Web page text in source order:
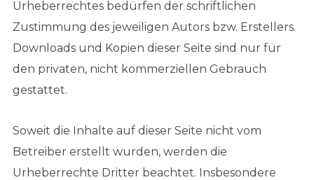
Urheberrechtes bedürfen der schriftlichen
Zustimmung des jeweiligen Autors bzw. Erstellers.
Downloads und Kopien dieser Seite sind nur für
den privaten, nicht kommerziellen Gebrauch
gestattet.
Soweit die Inhalte auf dieser Seite nicht vom
Betreiber erstellt wurden, werden die
Urheberrechte Dritter beachtet. Insbesondere